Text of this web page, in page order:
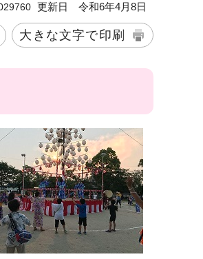
更新日 令和6年4月8日
大きな文字で印刷